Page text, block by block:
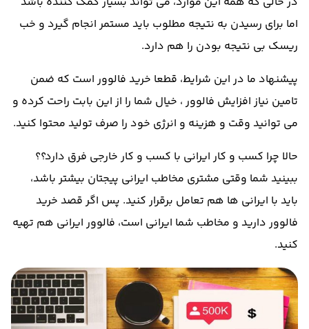
اما برای رسیدن به نتیجه مطلوب باید مستمر انجام گیرد و خب
ریسک بی نتیجه بودن را هم دارد.
پیشنهاد ما در این شرایط، قطعا خرید فالوور است که ضمن
تامین نیاز افزایش فالوور ، خیال شما را از این بابت راحت کرده و
می توانید وقت و هزینه و انرژی خود را صرف تولید محتوا کنید.
حالا چرا کسب و کار ایرانی با کسب و کار خارجی فرق دارد؟؟
ببینید شما وقتی مشتری مخاطب ایرانی پیجتان بیشتر باشد،
باید با ایرانی ها هم تعامل برقرار کنید. پس اگر قصد خرید
فالوور دارید و مخاطب شما ایرانی است، فالوور ایرانی هم تهیه
کنید.